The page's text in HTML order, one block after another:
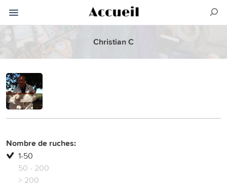
Christian C
Nombre de ruches:
1-50
50 - 200
> 200